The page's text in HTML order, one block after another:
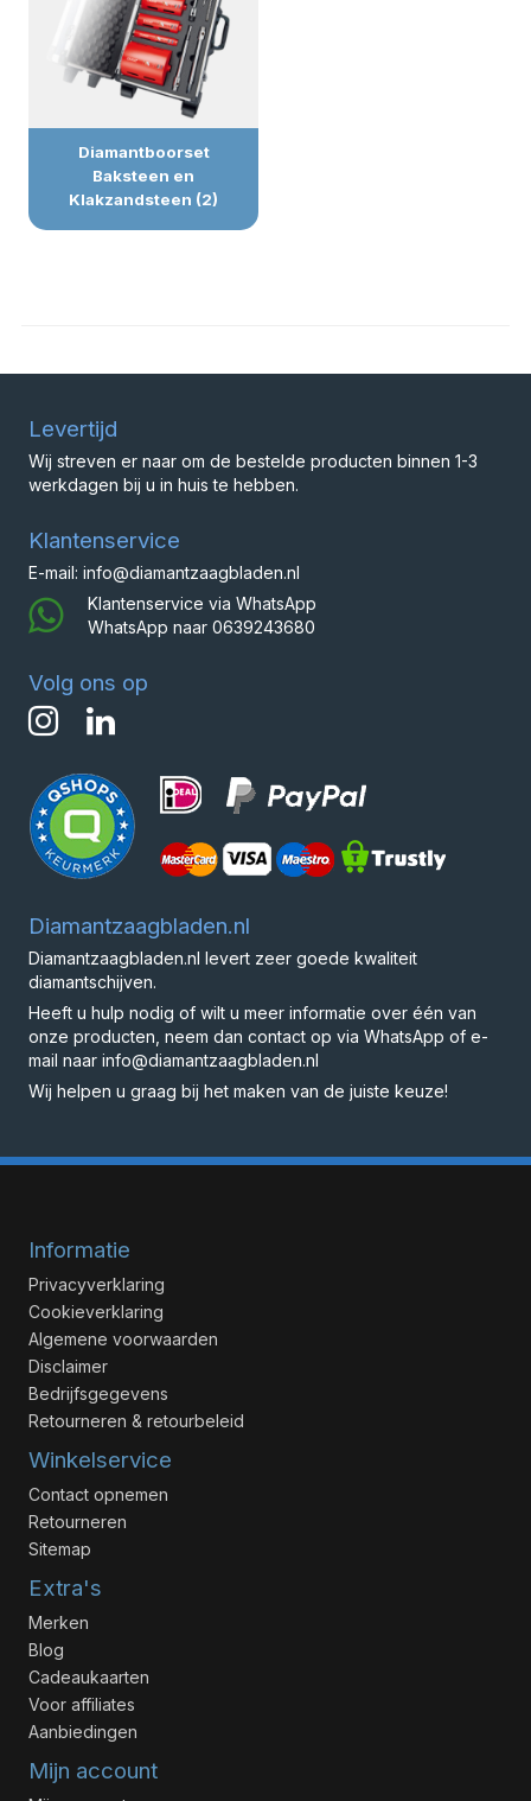
Diamantboorset
Baksteen en
Klakzandsteen (2)
Levertijd
Wij streven er naar om de bestelde producten binnen 1-3
werkdagen bij u in huis te hebben.
Klantenservice
E-mail: info@diamantzaagbladen.nl
Klantenservice via WhatsApp
WhatsApp naar 0639243680
Volg ons op
Diamantzaagbladen.nl
Diamantzaagbladen.nl levert zeer goede kwaliteit
diamantschijven.
Heeft u hulp nodig of wilt u meer informatie over één van
onze producten, neem dan contact op via WhatsApp of e-
mail naar info@diamantzaagbladen.nl
Wij helpen u graag bij het maken van de juiste keuze!
Informatie
Privacyverklaring
Cookieverklaring
Algemene voorwaarden
Disclaimer
Bedrijfsgegevens
Retourneren & retourbeleid
Winkelservice
Contact opnemen
Retourneren
Sitemap
Extra's
Merken
Blog
Cadeaukaarten
Voor affiliates
Aanbiedingen
Mijn account